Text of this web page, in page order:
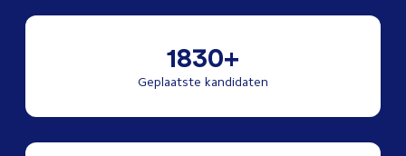
1830+
Geplaatste kandidaten